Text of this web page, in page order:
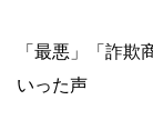
「最悪」「詐欺
いった声